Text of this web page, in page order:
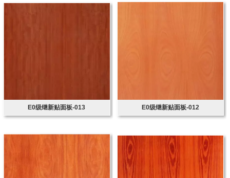
E0级继新贴面板-013 E0级继新贴面板-012